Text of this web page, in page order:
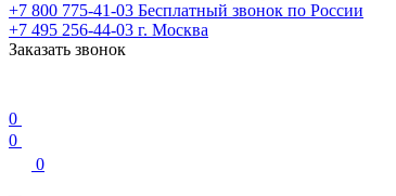
+7 800 775-41-03 Бесплатный звонок по России
+7 495 256-44-03 г. Москва
Заказать звонок
0
0
0